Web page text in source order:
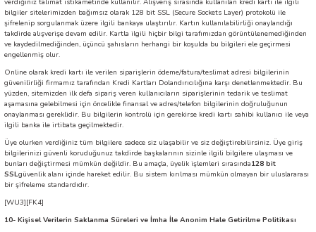
verdiğiniz talimat istikametinde kullanılır. Alışveriş sırasında kullanılan kredi kartı ile ilgili
bilgiler sitelerimizden bağımsız olarak 128 bit SSL (Secure Sockets Layer) protokolü ile
şifrelenip sorgulanmak üzere ilgili bankaya ulaştırılır. Kartın kullanılabilirliği onaylandığı
takdirde alışverişe devam edilir. Kartla ilgili hiçbir bilgi tarafımızdan görüntülenemediğinden
ve kaydedilmediğinden, üçüncü şahısların herhangi bir koşulda bu bilgileri ele geçirmesi
engellenmiş olur.
Online olarak kredi kartı ile verilen siparişlerin ödeme/fatura/teslimat adresi bilgilerinin
güvenilirliği firmamız tarafından Kredi Kartları Dolandırıcılığına karşı denetlenmektedir. Bu
yüzden, sitemizden ilk defa sipariş veren kullanıcıların siparişlerinin tedarik ve teslimat
aşamasına gelebilmesi için öncelikle finansal ve adres/telefon bilgilerinin doğruluğunun
onaylanması gereklidir. Bu bilgilerin kontrolü için gerekirse kredi kartı sahibi kullanıcı ile veya
ilgili banka ile irtibata geçilmektedir.
Üye olurken verdiğiniz tüm bilgilere sadece siz ulaşabilir ve siz değiştirebilirsiniz. Üye giriş
bilgilerinizi güvenli koruduğunuz takdirde başkalarının sizinle ilgili bilgilere ulaşması ve
bunları değiştirmesi mümkün değildir. Bu amaçla, üyelik işlemleri sırasında128 bit
SSLgüvenlik alanı içinde hareket edilir. Bu sistem kırılması mümkün olmayan bir uluslararası
bir şifreleme standardıdır.
[WU3][FK4]
10- Kişisel Verilerin Saklanma Süreleri ve İmha İle Anonim Hale Getirilme Politikası